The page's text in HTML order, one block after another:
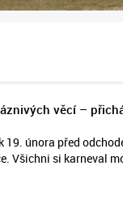
věcí –
19. února před
Všichni si karneval